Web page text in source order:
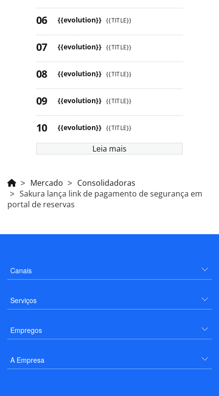
{{evolution}} {{TITLE}}
{{evolution}} {{TITLE}}
{{evolution}} {{TITLE}}
{{evolution}} {{TITLE}}
{{evolution}} {{TITLE}}
Leia mais
Mercado
Consolidadoras
Sakura lança link de pagamento de segurança em
portal de reservas
Canais
Serviços
Empregos
A Empresa